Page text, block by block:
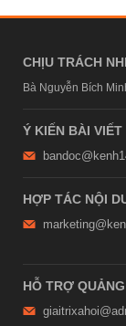
CHỊU TRÁCH
Bà Nguyễn Bích
Ý KIẾN BÀI VIẾT
HỢP TÁC NỘI
HỖ TRỢ